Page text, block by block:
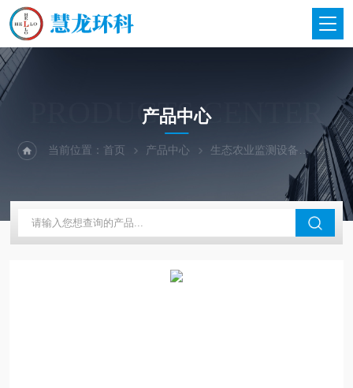
PRODUCTS CENTER
产品中心
当前位置：首页 产品中心 生态农业监测设备 植物